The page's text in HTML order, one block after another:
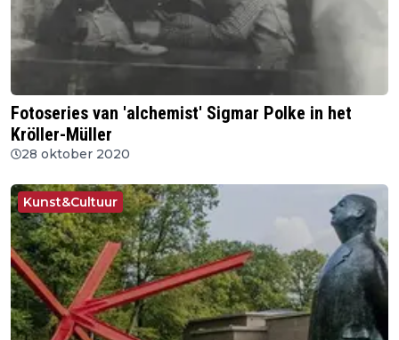
Fotoseries van 'alchemist' Sigmar Polke in het
Kröller-Müller
28 oktober 2020
Kunst&Cultuur